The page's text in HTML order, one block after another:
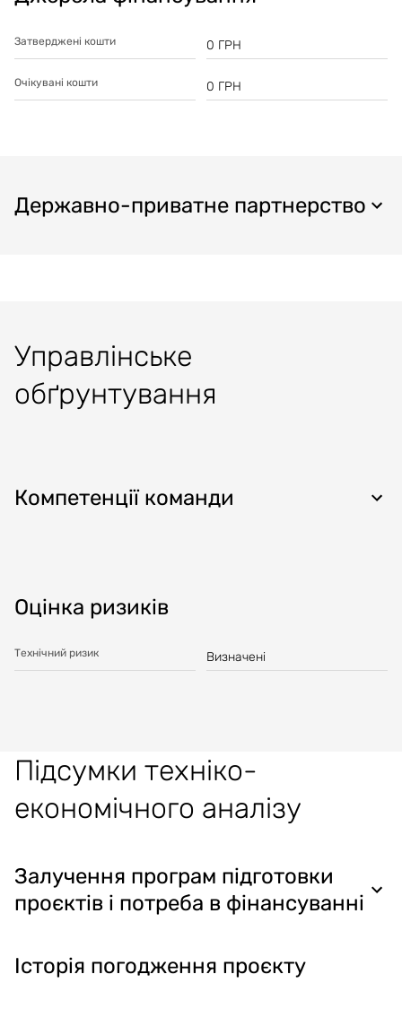
Затверджені кошти 0 ГРН
Очікувані кошти 0 ГРН
Державно-приватне партнерство
Управлінське
обґрунтування
Компетенції команди
Оцінка ризиків
Технічний ризик Визначені
Підсумки техніко-
економічного аналізу
Залучення програм підготовки
проєктів і потреба в фінансуванні
Історія погодження проєкту